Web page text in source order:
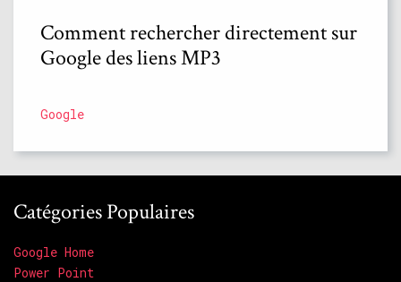
Comment rechercher directement sur
Google des liens MP3
Google
Catégories Populaires
Google Home
Power Point